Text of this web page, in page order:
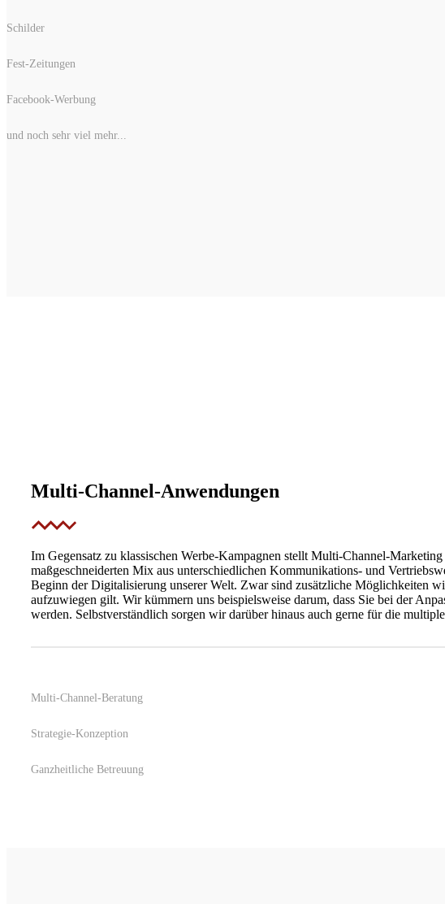
Schilder
Fest-Zeitungen
Facebook-Werbung
und noch sehr viel mehr...
Multi-Channel-Anwendungen
Im Gegensatz zu klassischen Werbe-Kampagnen stellt Multi-Channel-
maßgeschneiderten Mix aus unterschiedlichen Kommunikations- und
Beginn der Digitalisierung unserer Welt. Zwar sind zusätzliche Möglichkeiten
aufzuwiegen gilt. Wir kümmern uns beispielsweise darum, dass Sie bei der
werden. Selbstverständlich sorgen wir darüber hinaus auch gerne für die
Multi-Channel-Beratung
Strategie-Konzeption
Ganzheitliche Betreuung